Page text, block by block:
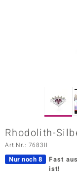
Vogue
Rhodolith-
Art.Nr.: 7683II
Nur noch 8 Fast
ist!